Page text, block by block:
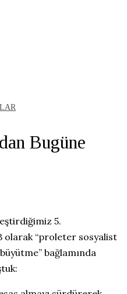
Bugüne
5.
olarak “proleter sosyalist
bağlamında